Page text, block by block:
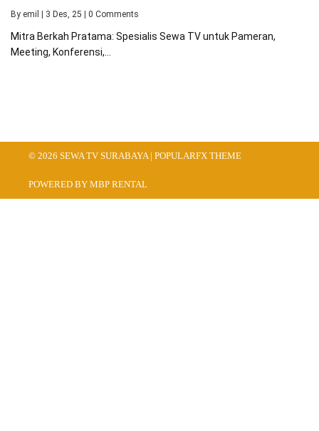
By emil | 3 Des, 25 | 0 Comments
Mitra Berkah Pratama: Spesialis Sewa TV untuk Pameran,
Meeting, Konferensi,…
© 2026 SEWA TV SURABAYA | POPULARFX THEME
POWERED BY MBP RENTAL